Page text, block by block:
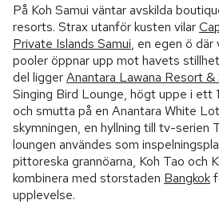
På Koh Samui väntar avskilda
resorts. Strax utanför kusten vilar
Private Islands Samui, en egen ö där
pooler öppnar upp mot havets
del liggerAnantara Lawana Resort &
Singing Bird Lounge, högt uppe i ett
och smutta på en Anantara White
skymningen, en hyllning till tv-serien
loungen användes som
pittoreska grannöarna, Koh Tao och
kombinera med storstaden Bangkok
upplevelse.